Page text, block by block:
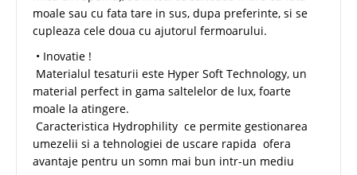
moale sau cu fata tare in sus, dupa preferinte, si se
cupleaza cele doua cu ajutorul fermoarului.
• Inovatie !
Materialul tesaturii este Hyper Soft Technology, un
material perfect in gama saltelelor de lux, foarte
moale la atingere.
Caracteristica Hydrophility ce permite gestionarea
umezelii si a tehnologiei de uscare rapida ofera
avantaje pentru un somn mai bun intr-un mediu